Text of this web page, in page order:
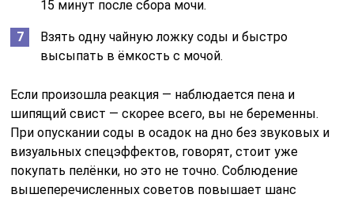
15 минут после сбора мочи.
Взять одну чайную ложку соды и быстро
высыпать в ёмкость с мочой.
Если произошла реакция — наблюдается пена и
шипящий свист — скорее всего, вы не беременны.
При опускании соды в осадок на дно без звуковых и
визуальных спецэффектов, говорят, стоит уже
покупать пелёнки, но это не точно. Соблюдение
вышеперечисленных советов повышает шанс